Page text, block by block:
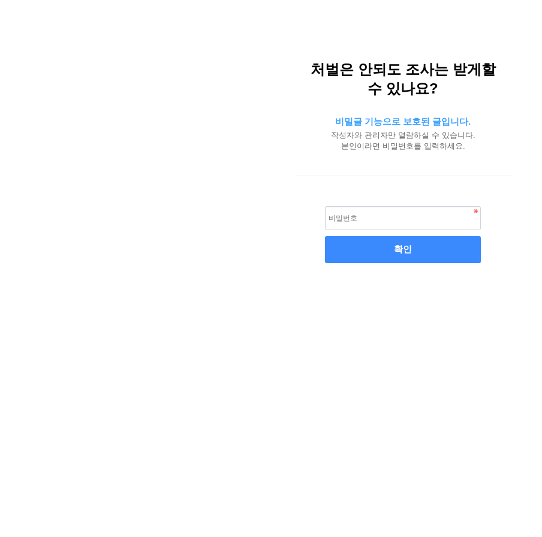
처벌은 안되도 조사는 받게할
수 있나요?
비밀글 기능으로 보호된 글입니다.
작성자와 관리자만 열람하실 수 있습니다.
본인이라면 비밀번호를 입력하세요.